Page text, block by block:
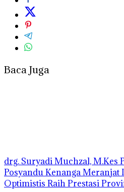
Baca Juga
drg. Suryadi Muchzal, M.Kes
Posyandu Kenanga
Optimistis Raih Prestasi